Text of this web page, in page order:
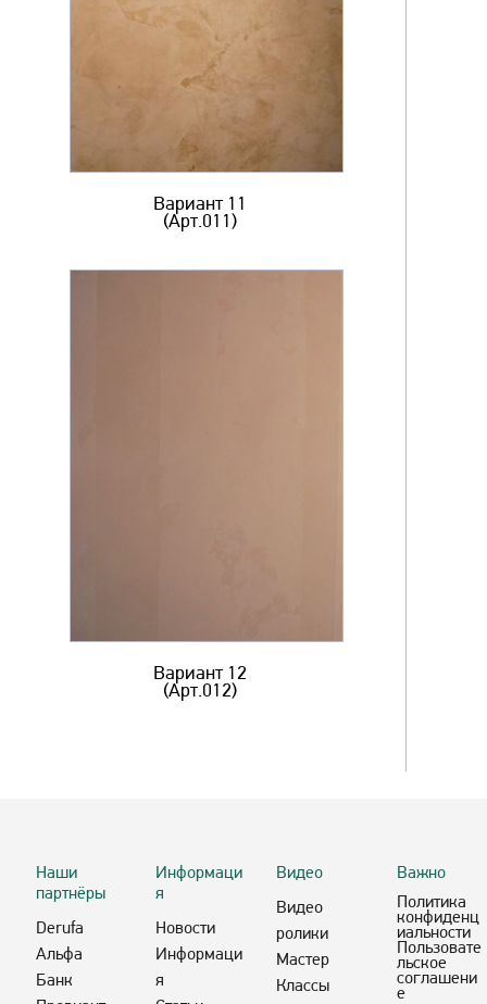
Вариант 11
(Арт.011)
Вариант 12
(Арт.012)
Наши
партнёры
Derufa
Альфа
Банк
Информаци
я
Новости
Информаци
я
Видео
Видео
ролики
Мастер
Классы
Важно
Политика
конфиденц
иальности
Пользовате
льское
соглашени
е